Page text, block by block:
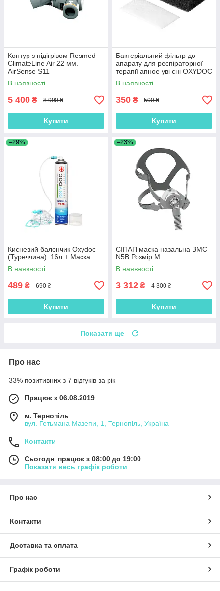
Контур з підігрівом Resmed
ClimateLine Air 22 мм.
AirSense S11
В наявності
5 400 ₴ 8 990 ₴
Купити
Бактеріальний фільтр до
апарату для респіраторної
терапії апное уві сні OXYDOC
(4 шт в наборі)
В наявності
350 ₴ 500 ₴
Купити
–29%
Кисневий балончик Oxydoc
(Туреччина). 16л.+ Маска.
В наявності
489 ₴ 690 ₴
Купити
–23%
СІПАП маска назальна BMC
N5B Розмір M
В наявності
3 312 ₴ 4 300 ₴
Купити
Показати ще
Про нас
33% позитивних з 7 відгуків за рік
Працює з 06.08.2019
м. Тернопіль
вул. Гетьмана Мазепи, 1, Тернопіль, Україна
Контакти
Сьогодні працює з 08:00 до 19:00
Показати весь графік роботи
Про нас
Контакти
Доставка та оплата
Графік роботи